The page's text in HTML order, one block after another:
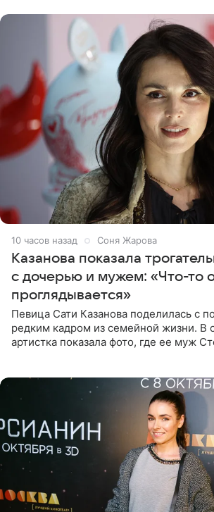
10 часов назад Соня Жарова
Казанова показала
с дочерью и мужем: «Что-то
проглядывается»
Певица Сати Казанова поделилась с
редким кадром из семейной жизни. В
артистка показала фото, где ее муж